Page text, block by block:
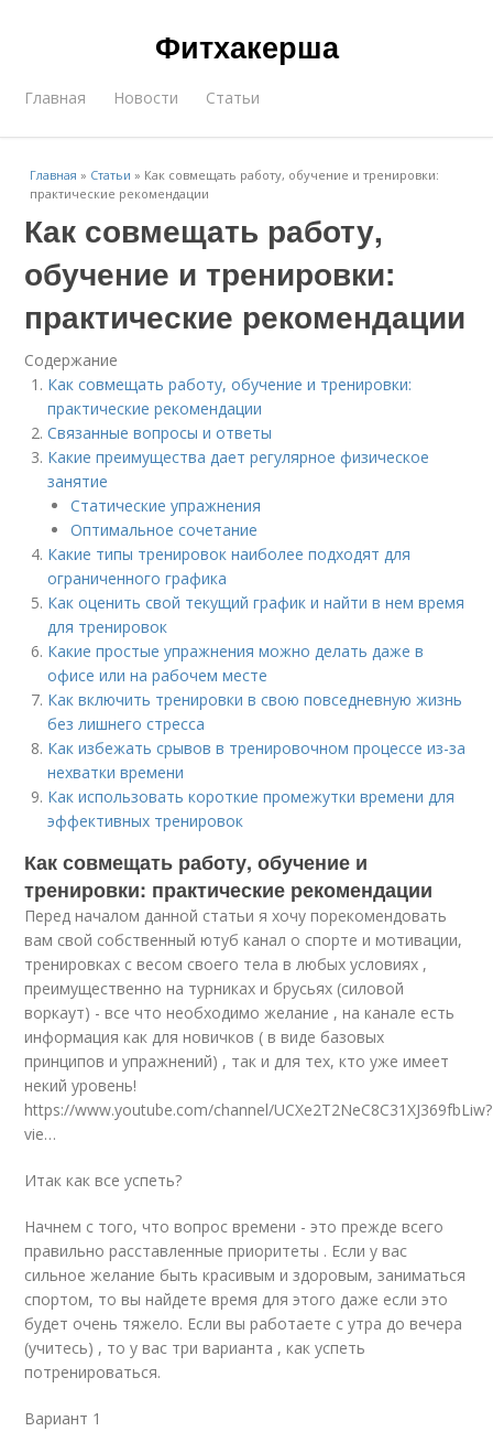
Фитхакерша
Главная Новости Статьи
Главная » Статьи » Как совмещать работу, обучение и тренировки:
практические рекомендации
Как совмещать работу,
обучение и тренировки:
практические рекомендации
Содержание
Как совмещать работу, обучение и тренировки:
практические рекомендации
Связанные вопросы и ответы
Какие преимущества дает регулярное физическое
занятие
Статические упражнения
Оптимальное сочетание
Какие типы тренировок наиболее подходят для
ограниченного графика
Как оценить свой текущий график и найти в нем время
для тренировок
Какие простые упражнения можно делать даже в
офисе или на рабочем месте
Как включить тренировки в свою повседневную жизнь
без лишнего стресса
Как избежать срывов в тренировочном процессе из-за
нехватки времени
Как использовать короткие промежутки времени для
эффективных тренировок
Как совмещать работу, обучение и
тренировки: практические рекомендации
Перед началом данной статьи я хочу порекомендовать
вам свой собственный ютуб канал о спорте и мотивации,
тренировках с весом своего тела в любых условиях ,
преимущественно на турниках и брусьях (силовой
воркаут) - все что необходимо желание , на канале есть
информация как для новичков ( в виде базовых
принципов и упражнений) , так и для тех, кто уже имеет
некий уровень!
https://www.youtube.com/channel/UCXe2T2NeC8C31XJ369fbLiw?
vie…
Итак как все успеть?
Начнем с того, что вопрос времени - это прежде всего
правильно расставленные приоритеты . Если у вас
сильное желание быть красивым и здоровым, заниматься
спортом, то вы найдете время для этого даже если это
будет очень тяжело. Если вы работаете с утра до вечера
(учитесь) , то у вас три варианта , как успеть
потренироваться.
Вариант 1